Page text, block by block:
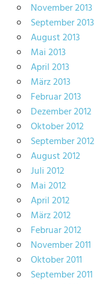
November 2013
September 2013
August 2013
Mai 2013
April 2013
März 2013
Februar 2013
Dezember 2012
Oktober 2012
September 2012
August 2012
Juli 2012
Mai 2012
April 2012
März 2012
Februar 2012
November 2011
Oktober 2011
September 2011